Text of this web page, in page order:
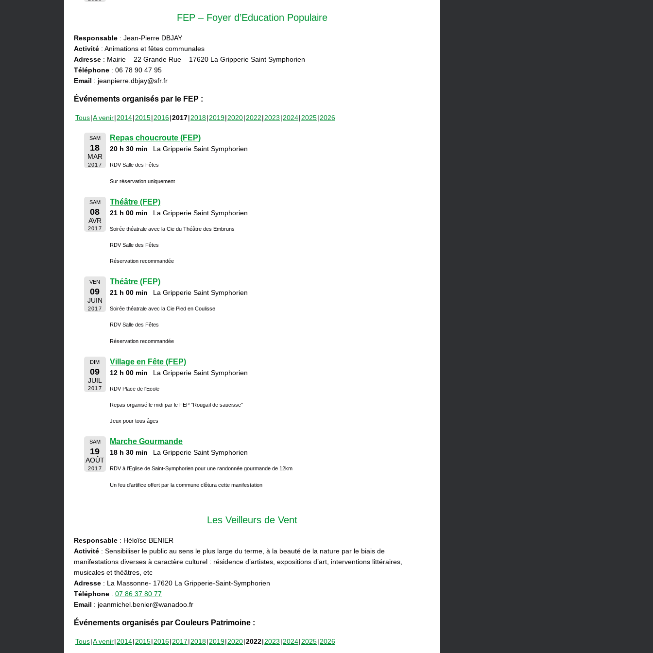
FEP – Foyer d’Education Populaire
Responsable : Jean-Pierre DBJAY
Activité : Animations et fêtes communales
Adresse : Mairie – 22 Grande Rue – 17620 La Gripperie Saint Symphorien
Téléphone : 06 78 90 47 95
Email : jeanpierre.dbjay@sfr.fr
Événements organisés par le FEP :
Tous A venir 2014 2015 2016 2017 2018 2019 2020 2022 2023 2024 2025 2026
SAM
18
MAR
2017
Repas choucroute (FEP)
20 h 30 min La Gripperie Saint Symphorien
RDV Salle des Fêtes
Sur réservation uniquement
SAM
08
AVR
2017
Théâtre (FEP)
21 h 00 min La Gripperie Saint Symphorien
Soirée théatrale avec la Cie du Théâtre des Embruns
RDV Salle des Fêtes
Réservation recommandée
VEN
09
JUIN
2017
Théâtre (FEP)
21 h 00 min La Gripperie Saint Symphorien
Soirée théatrale avec la Cie Pied en Coulisse
RDV Salle des Fêtes
Réservation recommandée
DIM
09
JUIL
2017
Village en Fête (FEP)
12 h 00 min La Gripperie Saint Symphorien
RDV Place de l'Ecole
Repas organisé le midi par le FEP "Rougaïl de saucisse"
Jeux pour tous âges
SAM
19
AOÛT
2017
Marche Gourmande
18 h 30 min La Gripperie Saint Symphorien
RDV à l'Eglise de Saint-Symphorien pour une randonnée gourmande de 12km
Un feu d'artifice offert par la commune clôtura cette manifestation
Les Veilleurs de Vent
Responsable : Héloïse BENIER
Activité : Sensibiliser le public au sens le plus large du terme, à la beauté de la nature par le biais de
manifestations diverses à caractère culturel : résidence d’artistes, expositions d’art, interventions littéraires,
musicales et théâtres, etc
Adresse : La Massonne- 17620 La Gripperie-Saint-Symphorien
Téléphone : 07 86 37 80 77
Email : jeanmichel.benier@wanadoo.fr
Événements organisés par Couleurs Patrimoine :
Tous A venir 2014 2015 2016 2017 2018 2019 2020 2022 2023 2024 2025 2026